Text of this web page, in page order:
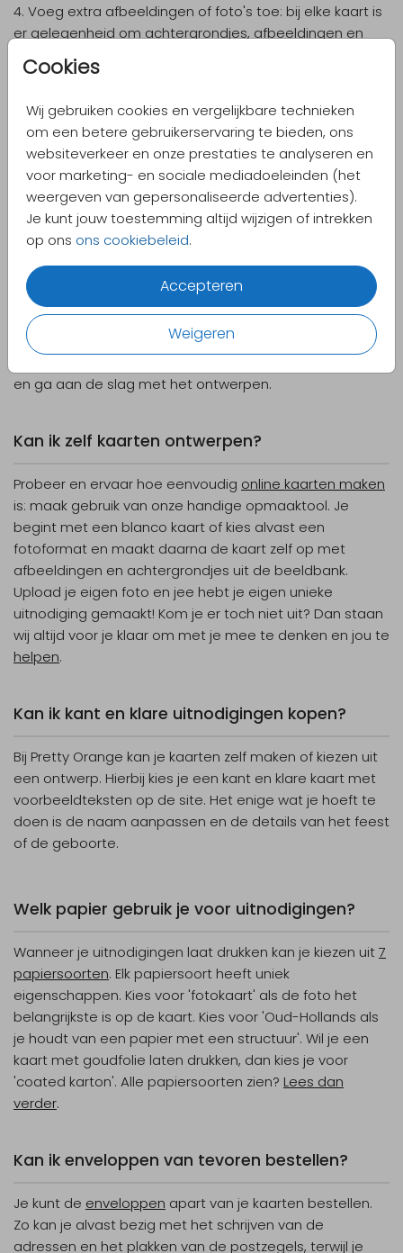
Cookies
Wij gebruiken cookies en vergelijkbare technieken
om een betere gebruikerservaring te bieden, ons
websiteverkeer en onze prestaties te analyseren en
voor marketing- en sociale mediadoeleinden (het
weergeven van gepersonaliseerde advertenties).
Je kunt jouw toestemming altijd wijzigen of intrekken
op ons ons cookiebeleid.
Accepteren
Weigeren
Voeg extra afbeeldingen of foto's toe: bij elke kaart is
er gelegenheid om achtergrondjes, afbeeldingen en
foto's toe te voegen.
Kan ik goudfolie uitnodigingen ontwerpen?
Je kunt bij Pretty Orange heel makkelijkgoudfoliekaarten
maken: schrijf de naam van je baby of van de jarige in
goudfolie of kies een trouwkaart met hartjes in goud, of
een communiekaart met goudfolie diertjes.
Kan ik fotokaarten maken?
Bij elke gelegenheid kan je kiezen uit kaarten mét of
zónder foto. Er zijn fotokaarten in elke stijl, maar je kunt
en ga aan de slag met het ontwerpen.
Kan ik zelf kaarten ontwerpen?
Probeer en ervaar hoe eenvoudig online kaarten maken
is: maak gebruik van onze handige opmaaktool. Je
begint met een blanco kaart of kies alvast een
fotoformat en maakt daarna de kaart zelf op met
afbeeldingen en achtergrondjes uit de beeldbank.
Upload je eigen foto en jee hebt je eigen unieke
uitnodiging gemaakt! Kom je er toch niet uit? Dan staan
wij altijd voor je klaar om met je mee te denken en jou te
helpen.
Kan ik kant en klare uitnodigingen kopen?
Bij Pretty Orange kan je kaarten zelf maken of kiezen uit
een ontwerp. Hierbij kies je een kant en klare kaart met
voorbeeldteksten op de site. Het enige wat je hoeft te
doen is de naam aanpassen en de details van het feest
of de geboorte.
Welk papier gebruik je voor uitnodigingen?
Wanneer je uitnodigingen laat drukken kan je kiezen uit7
papiersoorten. Elk papiersoort heeft uniek
eigenschappen. Kies voor 'fotokaart' als de foto het
belangrijkste is op de kaart. Kies voor 'Oud-Hollands als
je houdt van een papier met een structuur'. Wil je een
kaart met goudfolie laten drukken, dan kies je voor
'coated karton'. Alle papiersoorten zien? Lees dan
verder.
Kan ik enveloppen van tevoren bestellen?
Je kunt de enveloppen apart van je kaarten bestellen.
Zo kan je alvast bezig met het schrijven van de
adressen en het plakken van de postzegels, terwijl je